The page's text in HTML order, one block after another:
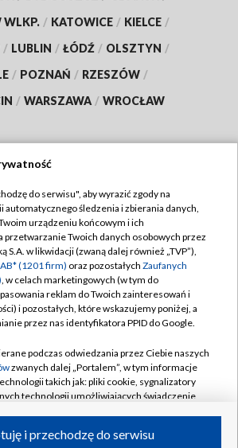
WLKP. / KATOWICE / KIELCE /
/ LUBLIN / ŁÓDŹ / OLSZTYN /
/ POZNAŃ / RZESZÓW /
/ WARSZAWA / WROCŁAW
TVP
TVP
Cyfrowa
Regulamin TVP
Polityka prywatności
Moje zgody
Pomoc
Kontakt
Kanały
do serwisu", aby wyrazić zgody na
śledzenia i zbierania danych,
urządzeniu końcowym i ich
przetwarzanie Twoich danych osobowych przez
S.A. w likwidacji (zwaną dalej również „TVP”),
(1201 firm) oraz pozostałych Zaufanych
, w celach marketingowych (w tym do
reklam do Twoich zainteresowań i
i pozostałych, które wskazujemy poniżej, a
przez nas identyfikatora PPID do Google.
podczas odwiedzania przez Ciebie naszych
zwanych dalej „Portalem”, w tym informacje
takich jak: pliki cookie, sygnalizatory
technologii umożliwiających świadczenie
i przechodzę do serwisu